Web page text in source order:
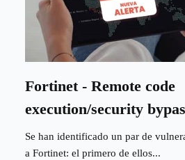
Fortinet - Remote code
execution/security
Se han identificado un par de
a Fortinet: el primero de ellos...